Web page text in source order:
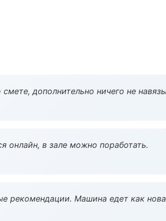
дополнительно ничего не
онлайн, в зале можно поработать.
рекомендации. Машина едет как